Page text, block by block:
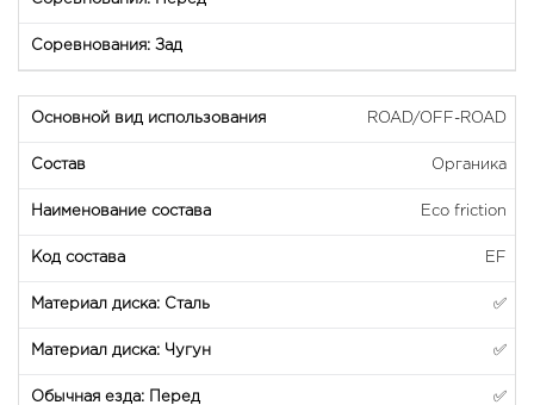
ROAD/OFF-ROAD
Органика
Eco friction
EF
✅
✅
✅